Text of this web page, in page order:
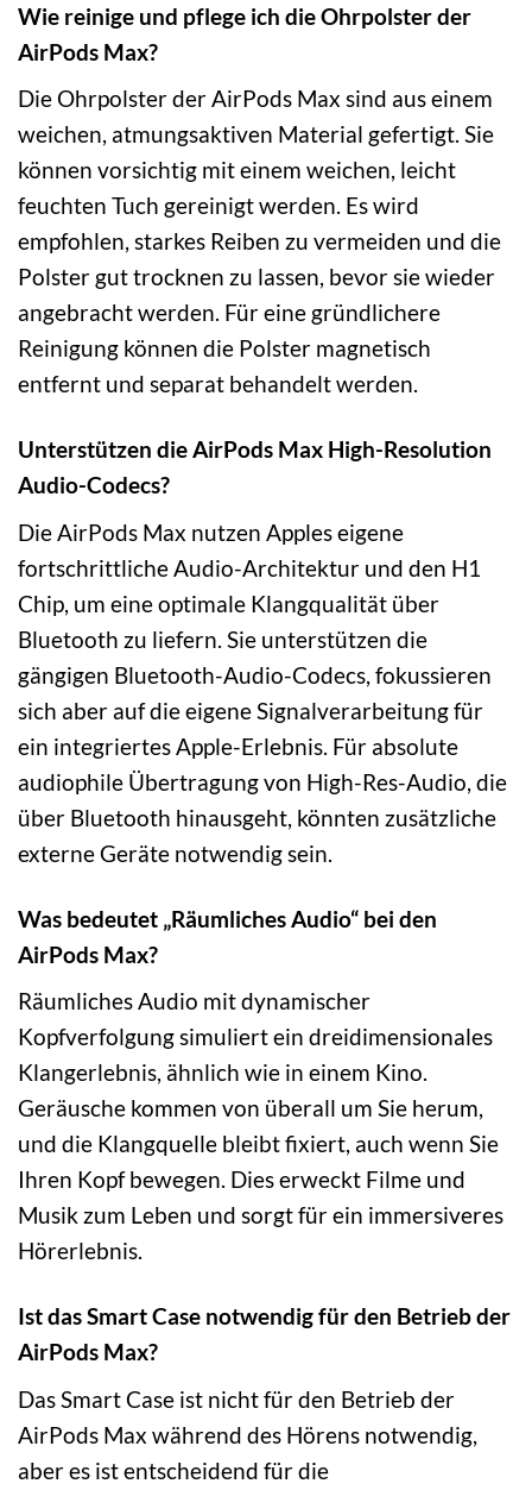
Wie reinige und pflege ich die Ohrpolster der
AirPods Max?
Die Ohrpolster der AirPods Max sind aus einem
weichen, atmungsaktiven Material gefertigt. Sie
können vorsichtig mit einem weichen, leicht
feuchten Tuch gereinigt werden. Es wird
empfohlen, starkes Reiben zu vermeiden und die
Polster gut trocknen zu lassen, bevor sie wieder
angebracht werden. Für eine gründlichere
Reinigung können die Polster magnetisch
entfernt und separat behandelt werden.
Unterstützen die AirPods Max High-Resolution
Audio-Codecs?
Die AirPods Max nutzen Apples eigene
fortschrittliche Audio-Architektur und den H1
Chip, um eine optimale Klangqualität über
Bluetooth zu liefern. Sie unterstützen die
gängigen Bluetooth-Audio-Codecs, fokussieren
sich aber auf die eigene Signalverarbeitung für
ein integriertes Apple-Erlebnis. Für absolute
audiophile Übertragung von High-Res-Audio, die
über Bluetooth hinausgeht, könnten zusätzliche
externe Geräte notwendig sein.
Was bedeutet „Räumliches Audio“ bei den
AirPods Max?
Räumliches Audio mit dynamischer
Kopfverfolgung simuliert ein dreidimensionales
Klangerlebnis, ähnlich wie in einem Kino.
Geräusche kommen von überall um Sie herum,
und die Klangquelle bleibt fixiert, auch wenn Sie
Ihren Kopf bewegen. Dies erweckt Filme und
Musik zum Leben und sorgt für ein immersiveres
Hörerlebnis.
Ist das Smart Case notwendig für den Betrieb der
AirPods Max?
Das Smart Case ist nicht für den Betrieb der
AirPods Max während des Hörens notwendig,
aber es ist entscheidend für die